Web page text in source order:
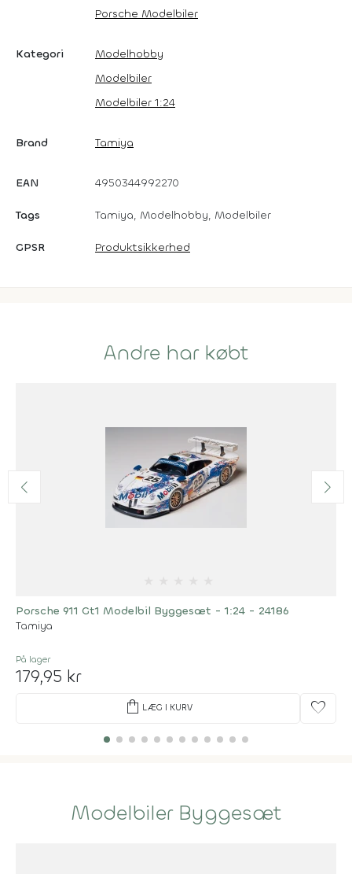
Porsche Modelbiler
Kategori
Modelhobby
Modelbiler
Modelbiler 1:24
Brand Tamiya
EAN 4950344992270
Tags Tamiya, Modelhobby, Modelbiler
GPSR Produktsikkerhed
Andre har købt
Porsche 911 Gt1 Modelbil Byggesæt - 1:24 - 24186
Tamiya
På lager
179,95 kr
shopping_bag LÆG I KURV favorite
Modelbiler Byggesæt